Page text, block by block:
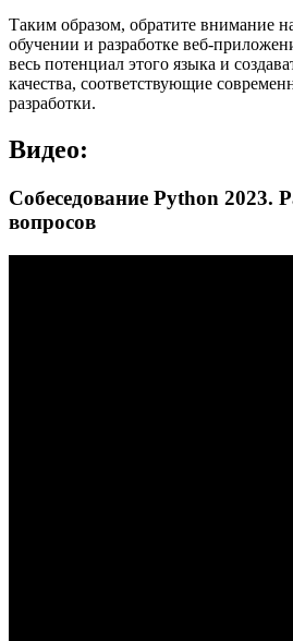
Таким образом, обратите внимание
обучении и разработке веб-
весь потенциал этого языка и
качества, соответствующие
разработки.
Видео:
Собеседование Python 2023.
вопросов